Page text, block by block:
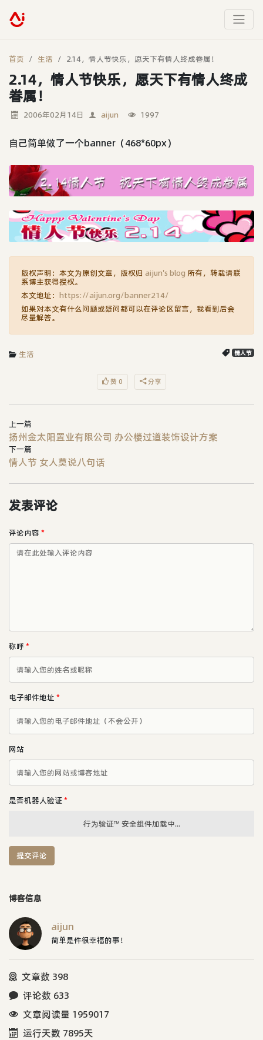
首页 生活 2.14，情人节快乐，愿天下有情人终成眷属！
2.14，情人节快乐，愿天下有情人终成
眷属！
2006年02月14日 aijun 1997
自己简单做了一个banner（468*60px）
版权声明：本文为原创文章，版权归 aijun's blog 所有，转载请联
系博主获得授权。
本文地址： https://aijun.org/banner214/
如果对本文有什么问题或疑问都可以在评论区留言，我看到后会
尽量解答。
生活 情人节
赞 0 分享
上一篇
扬州金太阳置业有限公司 办公楼过道装饰设计方案
下一篇
情人节 女人莫说八句话
发表评论
评论内容 *
称呼*
电子邮件地址 *
网站
是否机器人验证 *
行为验证™ 安全组件加载中...
提交评论
博客信息
aijun
简单是件很幸福的事！
文章数 398
评论数 633
文章阅读量 1959017
运行天数 7895天